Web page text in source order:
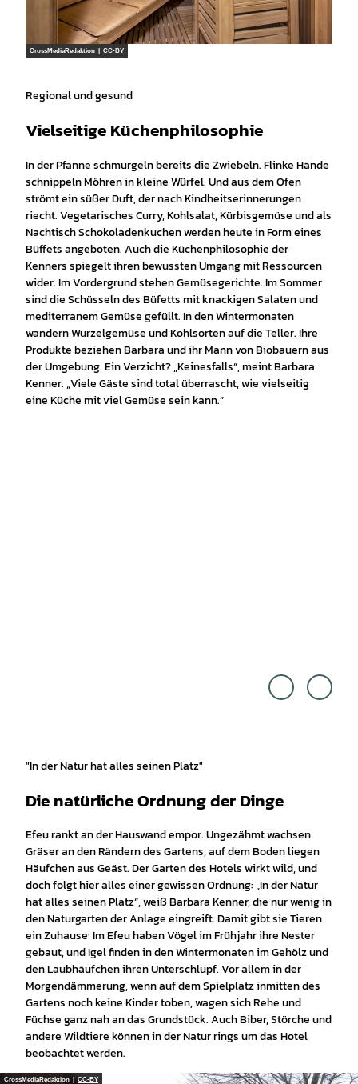
CrossMediaRedaktion | CC-BY
Regional und gesund
Vielseitige Küchenphilosophie
In der Pfanne schmurgeln bereits die Zwiebeln. Flinke Hände
schnippeln Möhren in kleine Würfel. Und aus dem Ofen
strömt ein süßer Duft, der nach Kindheitserinnerungen
riecht. Vegetarisches Curry, Kohlsalat, Kürbisgemüse und als
Nachtisch Schokoladenkuchen werden heute in Form eines
Büffets angeboten. Auch die Küchenphilosophie der
Kenners spiegelt ihren bewussten Umgang mit Ressourcen
wider. Im Vordergrund stehen Gemüsegerichte. Im Sommer
sind die Schüsseln des Büfetts mit knackigen Salaten und
mediterranem Gemüse gefüllt. In den Wintermonaten
wandern Wurzelgemüse und Kohlsorten auf die Teller. Ihre
Produkte beziehen Barbara und ihr Mann von Biobauern aus
der Umgebung. Ein Verzicht? „Keinesfalls“, meint Barbara
Kenner. „Viele Gäste sind total überrascht, wie vielseitig
eine Küche mit viel Gemüse sein kann.“
"In der Natur hat alles seinen Platz"
Die natürliche Ordnung der Dinge
Efeu rankt an der Hauswand empor. Ungezähmt wachsen
Gräser an den Rändern des Gartens, auf dem Boden liegen
Häufchen aus Geäst. Der Garten des Hotels wirkt wild, und
doch folgt hier alles einer gewissen Ordnung: „In der Natur
hat alles seinen Platz“, weiß Barbara Kenner, die nur wenig in
den Naturgarten der Anlage eingreift. Damit gibt sie Tieren
ein Zuhause: Im Efeu haben Vögel im Frühjahr ihre Nester
gebaut, und Igel finden in den Wintermonaten im Gehölz und
den Laubhäufchen ihren Unterschlupf. Vor allem in der
Morgendämmerung, wenn auf dem Spielplatz inmitten des
Gartens noch keine Kinder toben, wagen sich Rehe und
Füchse ganz nah an das Grundstück. Auch Biber, Störche und
andere Wildtiere können in der Natur rings um das Hotel
beobachtet werden.
CrossMediaRedaktion | CC-BY